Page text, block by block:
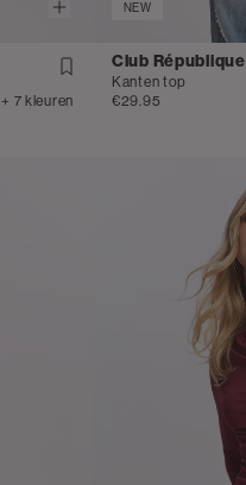
+ 7 kleuren
NEW
Club République
Kanten top
€29.95